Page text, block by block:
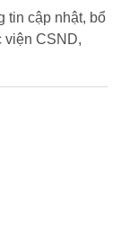
tin cập nhật, bổ
viện CSND,